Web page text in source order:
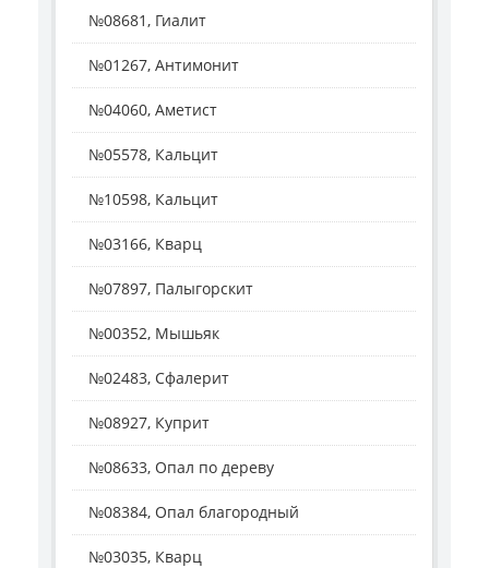
№08681, Гиалит
№01267, Антимонит
№04060, Аметист
№05578, Кальцит
№10598, Кальцит
№03166, Кварц
№07897, Палыгорскит
№00352, Мышьяк
№02483, Сфалерит
№08927, Куприт
№08633, Опал по дереву
№08384, Опал благородный
№03035, Кварц